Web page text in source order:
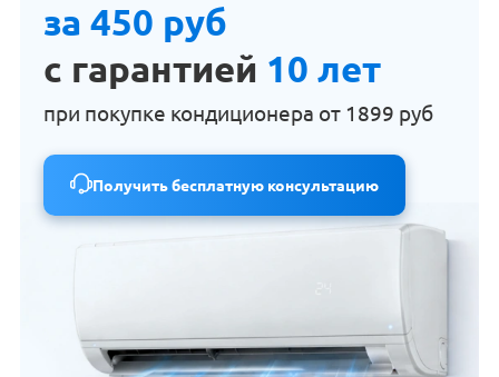
за 450 руб
с гарантией 10 лет
при покупке кондиционера от 1899 руб
Получить бесплатную консультацию